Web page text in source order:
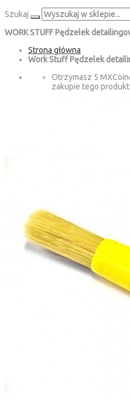
Szukaj
WORK STUFF Pędzelek
Strona główna
Work Stuff Pędzelek
Otrzymasz 5
zakupie tego